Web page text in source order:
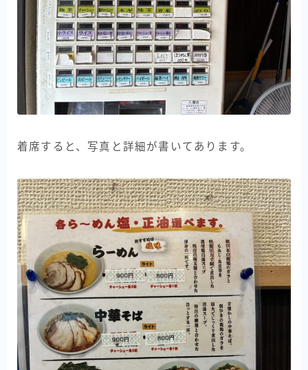
着席すると、写真と詳細が書いてあります。